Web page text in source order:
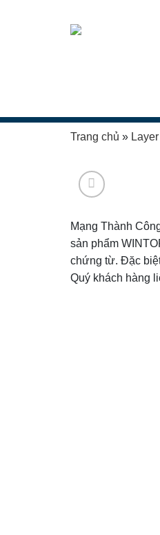
Trang chủ »
Mạng Thành
sản phẩm
chứng từ. Đặc
Quý khách hàng